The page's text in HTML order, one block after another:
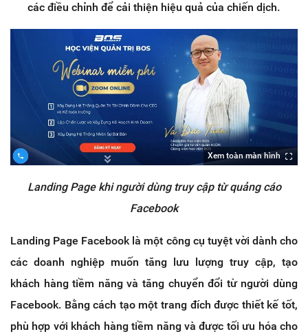
các điều chỉnh để cải thiện hiệu quả của chiến dịch.
Xem toàn màn hình
Landing Page khi người dùng truy cập từ quảng cáo
Facebook
Landing Page Facebook là một công cụ tuyệt vời dành cho
các doanh nghiệp muốn tăng lưu lượng truy cập, tạo
khách hàng tiềm năng và tăng chuyển đổi từ người dùng
Facebook. Bằng cách tạo một trang đích được thiết kế tốt,
phù hợp với khách hàng tiềm năng và được tối ưu hóa cho